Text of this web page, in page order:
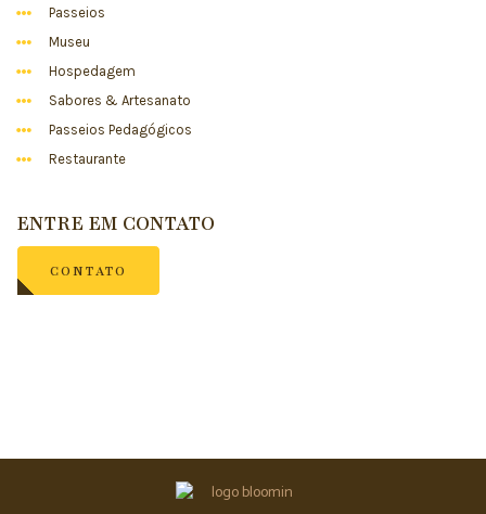
Passeios
Museu
Hospedagem
Sabores & Artesanato
Passeios Pedagógicos
Restaurante
ENTRE EM CONTATO
CONTATO